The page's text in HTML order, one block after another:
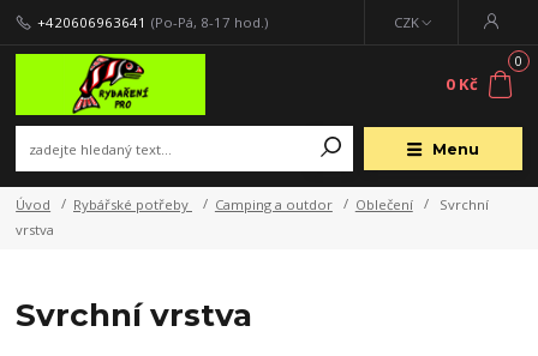
Menu
CZK
+420606963641 (Po-Pá, 8-17 hod.)
0
0 Kč
Úvod Rybářské potřeby Camping a outdor Oblečení
Svrchní
vrstva
Svrchní vrstva